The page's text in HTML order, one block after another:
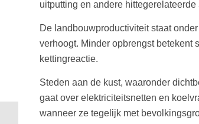
uitputting en andere
De landbouwproductiviteit staat
verhoogt. Minder opbrengst betekent
kettingreactie.
Steden aan de kust, waaronder
gaat over elektriciteitsnetten en
wanneer ze tegelijk met
Nederlandse